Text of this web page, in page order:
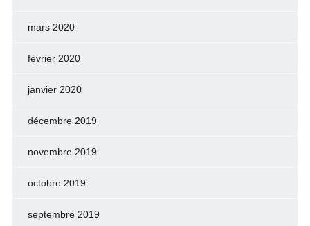
mars 2020
février 2020
janvier 2020
décembre 2019
novembre 2019
octobre 2019
septembre 2019